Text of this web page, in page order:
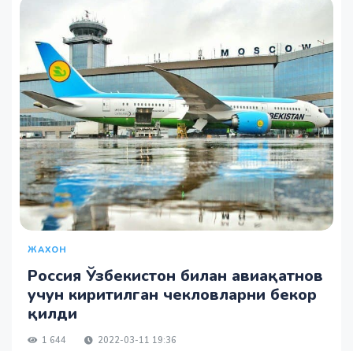
ЖАХОН
Россия Ўзбекистон билан авиақатнов
учун киритилган чекловларни бекор
қилди
1 644 2022-03-11 19:36